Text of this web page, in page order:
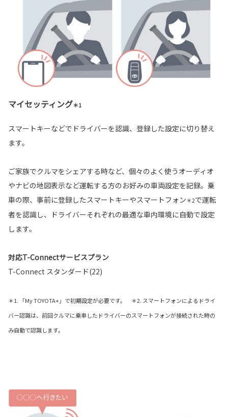
マイセッティング＊1
スマートキーなどでドライバーを認識、登録した設定に切り替え
ます。
ご家族でクルマをシェアする時など、個々のよく使うオーディオ
やナビの地図表示など運転する方のお好みの車両設定を記録。乗
車の際、事前に登録したスマートキーやスマートフォン＊2で運転
者を認識し、ドライバーそれぞれの最適な車内環境に自動で設定
します。
対応T-Connectサービスプラン
T-Connect スタンダード(22)
＊1. 「My TOYOTA+」で初期設定が必要です。 ＊2. スマートフォンによるドライ
バー認識は、前回クルマに乗車したドライバーのスマートフォンが接続された時の
み自動で認識します。